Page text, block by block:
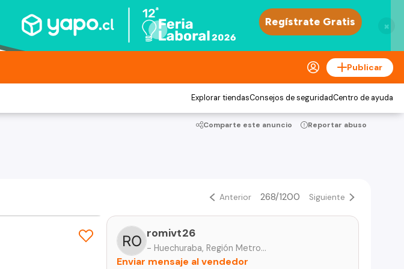
×
Publicar
Explorar tiendasConsejos de seguridadCentro de ayuda
Comparte este anuncio Reportar abuso
Anterior 268/1200 Siguiente
romivt26
- Huechuraba, Región Metropolitana
Enviar mensaje al vendedor